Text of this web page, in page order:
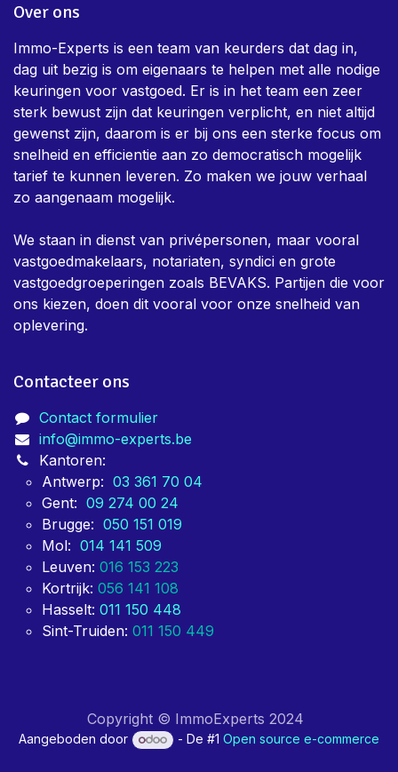
Over ons
Immo-Experts is een team van keurders dat dag in,
dag uit bezig is om eigenaars te helpen met alle nodige
keuringen voor vastgoed. Er is in het team een zeer
sterk bewust zijn dat keuringen verplicht, en niet altijd
gewenst zijn, daarom is er bij ons een sterke focus om
snelheid en efficientie aan zo democratisch mogelijk
tarief te kunnen leveren. Zo maken we jouw verhaal
zo aangenaam mogelijk.
We staan in dienst van privépersonen, maar vooral
vastgoedmakelaars, notariaten, syndici en grote
vastgoedgroeperingen zoals BEVAKS. Partijen die voor
ons kiezen, doen dit vooral voor onze snelheid van
oplevering.
Contacteer ons
Contact formulier
info@immo-experts.be
Kantoren:
Antwerp: 03 361 70 04
Gent: 09 274 00 24
Brugge: 050 151 019
Mol: 014 141 509
Leuven: 016 153 223
Kortrijk: 056 141 108
Hasselt: 011 150 448
Sint-Truiden: 011 150 449
Copyright © ImmoExperts 2024
Aangeboden door - De #1Open source e-commerce